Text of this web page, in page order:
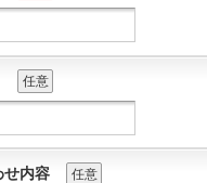
任意
せ内容 任意